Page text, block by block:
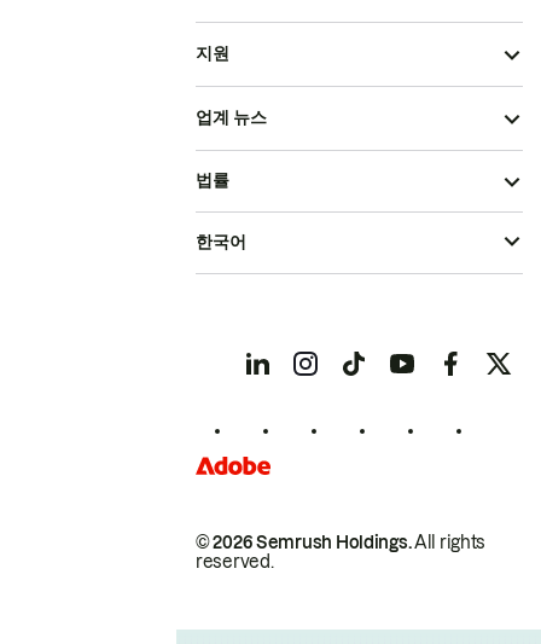
지원
업계 뉴스
© 2026 Semrush Holdings.All rights
reserved.
법률
한국어